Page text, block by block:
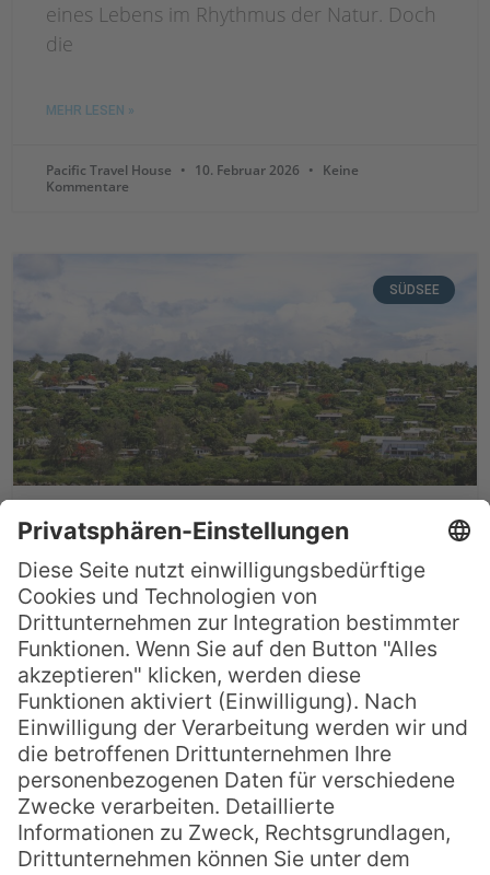
eines Lebens im Rhythmus der Natur. Doch
die
MEHR LESEN »
Pacific Travel House 10. Februar 2026
Keine
Kommentare
SÜDSEE
Sehenswürdigkeiten in und um Luganville /
Vanuatu
Luganville ist die zweitgrößte Stadt des
Inselstaats Vanuatu und das Zentrum der
Provinz Sanma. Sie befindet sich auf der
Insel Espiritu Santo und begeistert ihre
Besucher mit einer herrlichen Mischung aus
Historie und Inselromantik. Im Zweiten
Weltkrieg diente die Insel als strategische
Basis für die amerikanischen Streitkräfte.
Heute hat sie